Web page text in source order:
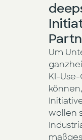
Um
KI-
wollen